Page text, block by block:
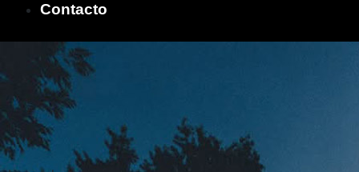
Contacto